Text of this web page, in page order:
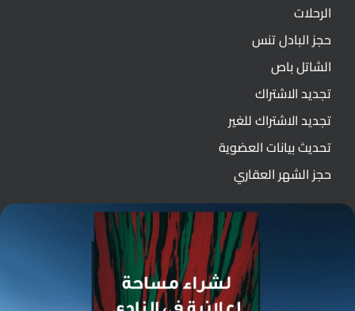
الرحلات
حجز البادل تنس
الشاتل باص
تجديد الاشتراك
تجديد الاشتراك للغير
تحديث بيانات العضوية
حجز الشهر العقاري